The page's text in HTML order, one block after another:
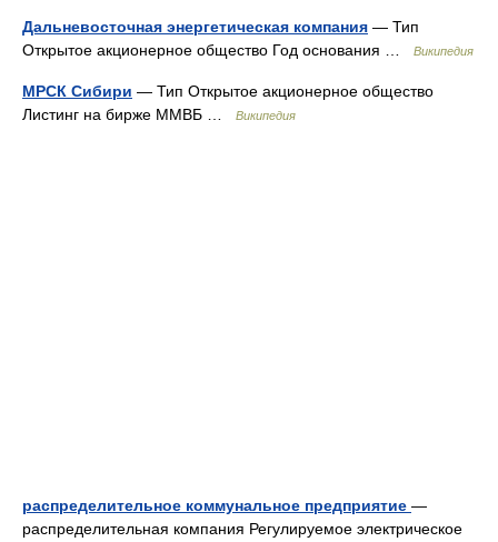
Дальневосточная энергетическая компания — Тип
Открытое акционерное общество Год основания …
Википедия
МРСК Сибири — Тип Открытое акционерное общество
Листинг на бирже ММВБ …
Википедия
распределительное коммунальное предприятие —
распределительная компания Регулируемое электрическое